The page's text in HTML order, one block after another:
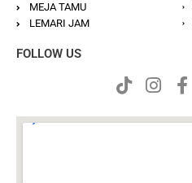
MEJA TAMU
LEMARI JAM
FOLLOW US